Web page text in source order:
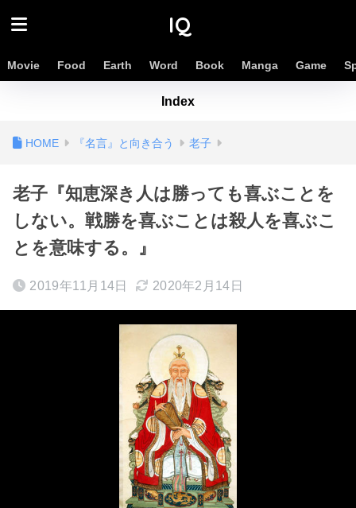
IQ
Movie Food Earth Word Book Manga Game
Index
『名言』と向き合う 老子
老子『知恵深き人は勝っても喜ぶことを
しない。戦勝を喜ぶことは殺人を喜ぶこ
とを意味する。』
2019年11月14日 2020年2月14日